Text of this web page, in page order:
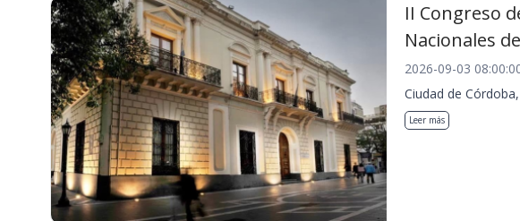
II Congreso
Nacionales
2026-09-03
Ciudad de
Leer más